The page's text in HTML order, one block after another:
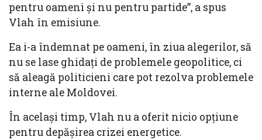
pentru oameni și nu pentru partide”, a spus
Vlah în emisiune.
Ea i-a îndemnat pe oameni, în ziua alegerilor, să
nu se lase ghidați de problemele geopolitice, ci
să aleagă politicieni care pot rezolva problemele
interne ale Moldovei.
În același timp, Vlah nu a oferit nicio opțiune
pentru depășirea crizei energetice.